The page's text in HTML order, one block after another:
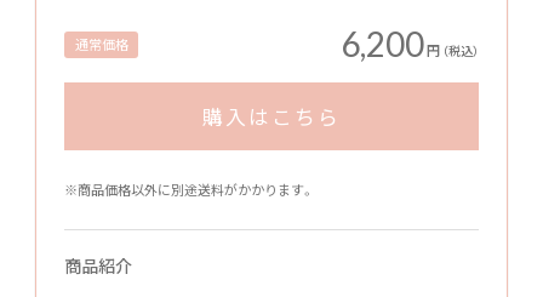
通常価格 6,200円 （税込）
購入はこちら
※商品価格以外に別途送料がかかります。
商品紹介